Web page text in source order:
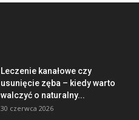
Leczenie kanałowe czy
usunięcie zęba – kiedy warto
walczyć o naturalny...
30 czerwca 2026